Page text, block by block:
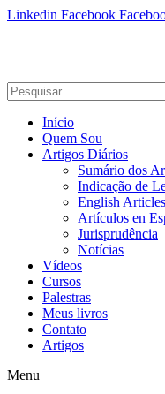
Linkedin Facebook
Início
Quem Sou
Artigos Diários
Sumário dos
Indicação de
English Articles
Artículos en
Jurisprudência
Notícias
Vídeos
Cursos
Palestras
Meus livros
Contato
Artigos
Menu